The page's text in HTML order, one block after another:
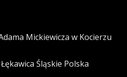
Mickiewicza w Kocierzu
Łękawica Śląskie Polska